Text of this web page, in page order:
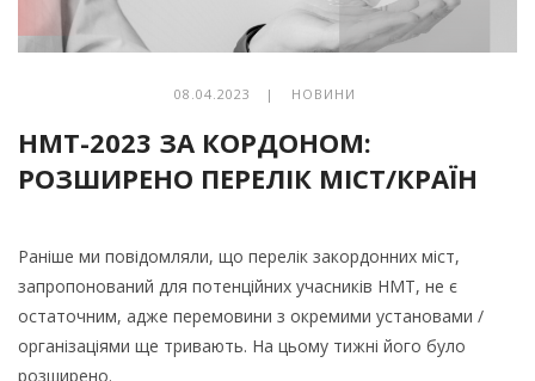
08.04.2023 | НОВИНИ
НМТ-2023 ЗА КОРДОНОМ:
РОЗШИРЕНО ПЕРЕЛІК МІСТ/КРАЇН
Раніше ми повідомляли, що перелік закордонних міст,
запропонований для потенційних учасників НМТ, не є
остаточним, адже перемовини з окремими установами /
організаціями ще тривають. На цьому тижні його було
розширено.